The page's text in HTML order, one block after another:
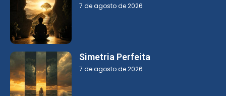
7 de agosto de 2026
Simetria Perfeita
7 de agosto de 2026